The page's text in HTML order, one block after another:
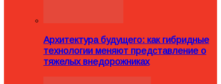
Архитектура будущего: как гибридные
технологии меняют представление о
тяжелых внедорожниках